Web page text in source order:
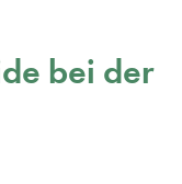
bei der